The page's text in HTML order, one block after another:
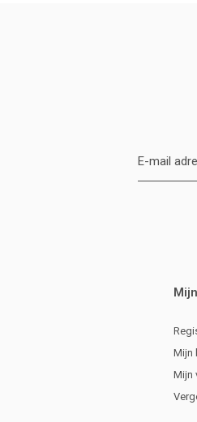
Mijn
Mijn